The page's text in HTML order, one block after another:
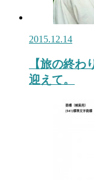
2015.12.14
【旅の終わ
迎えて。